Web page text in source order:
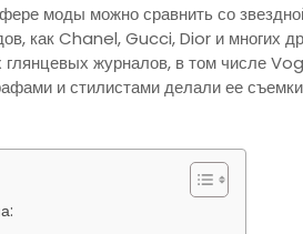
моды можно сравнить со
как Chanel, Gucci, Dior и многих
журналов, в том числе
и стилистами делали ее